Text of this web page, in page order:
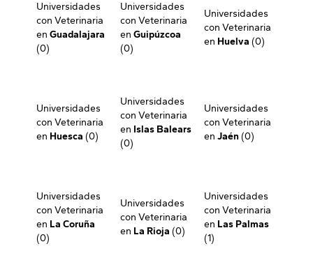
Universidades
con Veterinaria
en Guadalajara
(0)
Universidades
con Veterinaria
en Guipúzcoa
(0)
Universidades
con Veterinaria
en Huelva (0)
Universidades
con Veterinaria
en Huesca (0)
Universidades
con Veterinaria
en Islas Balears
(0)
Universidades
con Veterinaria
en Jaén(0)
Universidades
con Veterinaria
en La Coruña
(0)
Universidades
con Veterinaria
en La Rioja (0)
Universidades
con Veterinaria
en Las Palmas
(1)